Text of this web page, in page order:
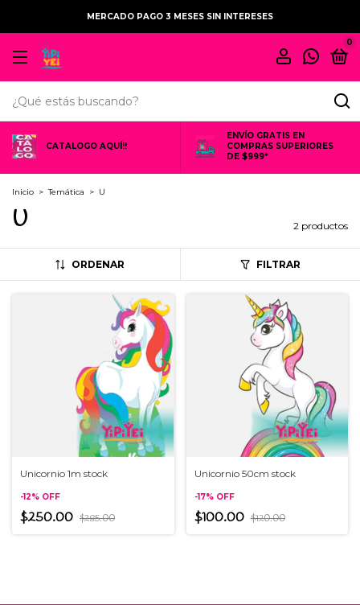
MERCADO PAGO 3 MESES SIN INTERESES
0
CATALOGO AQUÍ!!
ENVÍO GRATIS EN
COMPRAS SUPERIORES
DE $999*
Inicio > Temática > U
U 2 productos
ORDENAR FILTRAR
Unicornio 1m stock
-12% OFF
$250.00 $285.00
Unicornio 50cm stock
-17% OFF
$100.00 $120.00